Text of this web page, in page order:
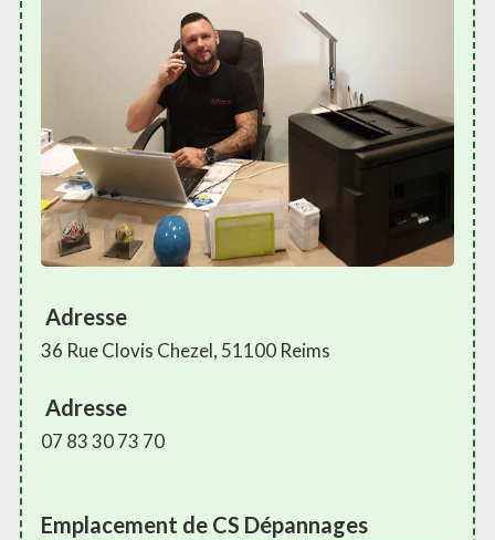
Adresse
36 Rue Clovis Chezel, 51100 Reims
Adresse
07 83 30 73 70
Emplacement de CS Dépannages